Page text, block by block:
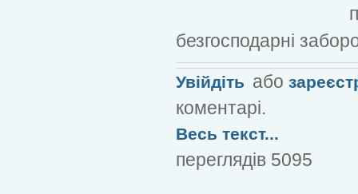
безгосподарні
Увійдіть або
коментарі.
Весь текст...
переглядів 5095